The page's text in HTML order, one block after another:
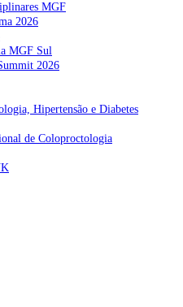
MGF
2026
MGF Sul
2026
Hipertensão e Diabetes
de Coloproctologia